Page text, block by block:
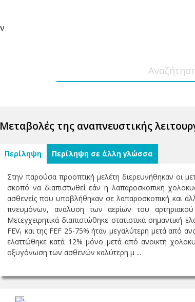
Μεταβολές της αναπνευστικής
Περίληψη Περίληψη σε άλλη γλώσσα
Στην παρούσα προοπτική μελέτη διερευνήθηκαν οι
σκοπό να διαπιστωθεί εάν η λαπαροσκοπική
ασθενείς που υποβλήθηκαν σε λαπαροσκοπική και
πνευμόνων, ανάλυση των αερίων του αρτηριακού
Μετεγχειρητικά διαπιστώθηκε στατιστικά
FEV₁ και της FEF 25-75% ήταν μεγαλύτερη μετά από
ελαττώθηκε κατά 12% μόνο μετά από ανοικτή
οξυγόνωση των ασθενών καλύτερη μ ...